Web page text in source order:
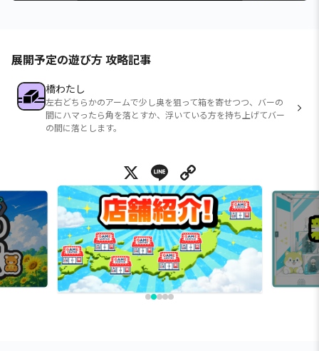
展開予定の遊び方 攻略記事
橋わたし
左右どちらかのアームで少し奥を狙って箱を寄せつつ、バーの
間にハマったら角を落とすか、浮いている方を持ち上げてバー
の間に落とします。
X Line